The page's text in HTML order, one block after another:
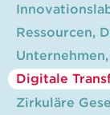
Ressourcen,
Digitale
Zirkuläre